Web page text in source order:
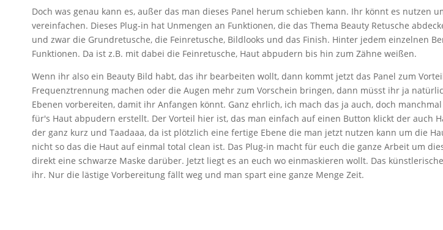
Doch was genau kann es, außer das man dieses Panel herum schieben kann. Ihr könnt es nutzen
vereinfachen. Dieses Plug-in hat Unmengen an Funktionen, die das Thema Beauty Retusche
und zwar die Grundretusche, die Feinretusche, Bildlooks und das Finish. Hinter jedem einzelnen
Funktionen. Da ist z.B. mit dabei die Feinretusche, Haut abpudern bis hin zum Zähne weißen.
Wenn ihr also ein Beauty Bild habt, das ihr bearbeiten wollt, dann kommt jetzt das Panel zum
Frequenztrennung machen oder die Augen mehr zum Vorschein bringen, dann müsst ihr ja
Ebenen vorbereiten, damit ihr Anfangen könnt. Ganz ehrlich, ich mach das ja auch, doch
für's Haut abpudern erstellt. Der Vorteil hier ist, das man einfach auf einen Button klickt der auch
der ganz kurz und Taadaaa, da ist plötzlich eine fertige Ebene die man jetzt nutzen kann um die
nicht so das die Haut auf einmal total clean ist. Das Plug-in macht für euch die ganze Arbeit um
direkt eine schwarze Maske darüber. Jetzt liegt es an euch wo einmaskieren wollt. Das
ihr. Nur die lästige Vorbereitung fällt weg und man spart eine ganze Menge Zeit.